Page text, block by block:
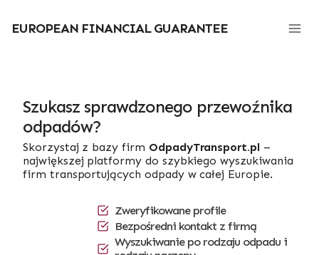
treści
EUROPEAN FINANCIAL GUARANTEE
Szukasz sprawdzonego przewoźnika
odpadów?
Skorzystaj z bazy firm OdpadyTransport.pl–
największej platformy do szybkiego wyszukiwania
firm transportujących odpady w całej Europie.
Zweryfikowane profile
Bezpośredni kontakt z firmą
Wyszukiwanie po rodzaju odpadu i